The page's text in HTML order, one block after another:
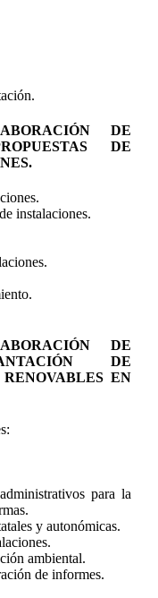
DE
DE
instalaciones.
DE
DE
EN
para la
y autonómicas.
ambiental.
de informes.